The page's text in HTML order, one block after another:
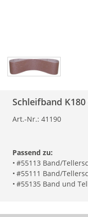
Schleifband
Art.-Nr.: 41190
Passend zu:
• #55113 Band/
• #55111 Band/
• #55135 Band und